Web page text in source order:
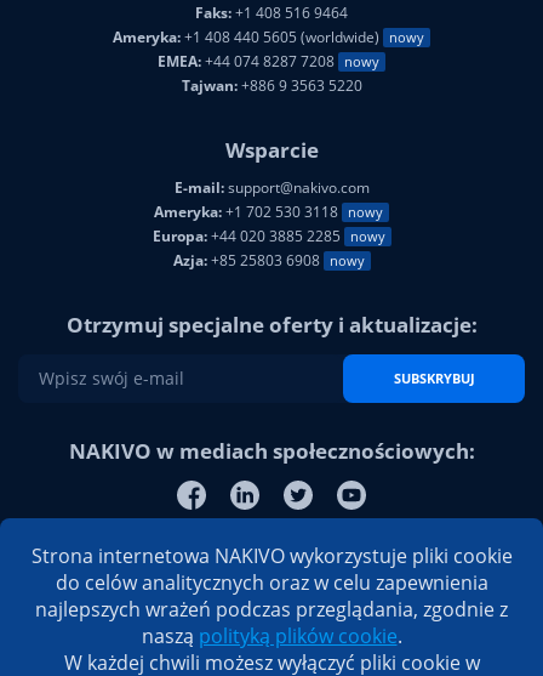
Faks:+1 408 516 9464
Ameryka:+1 408 440 5605 (worldwide) nowy
EMEA:+44 074 8287 7208 nowy
Tajwan:+886 9 3563 5220
Wsparcie
E-mail:support@nakivo.com
Ameryka:+1 702 530 3118 nowy
Europa:+44 020 3885 2285 nowy
Azja:+85 25803 6908 nowy
Otrzymuj specjalne oferty i aktualizacje:
SUBSKRYBUJ
NAKIVO w mediach społecznościowych:
Strona internetowa NAKIVO wykorzystuje pliki cookie
do celów analitycznych oraz w celu zapewnienia
najlepszych wrażeń podczas przeglądania, zgodnie z
naszą polityką plików cookie.
W każdej chwili możesz wyłączyć pliki cookie w